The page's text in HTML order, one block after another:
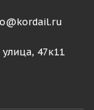
47к11